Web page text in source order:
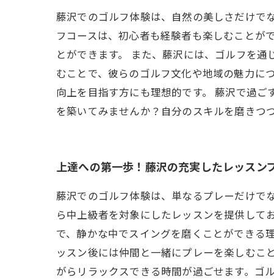
藤沢でのゴルフ体験は、自然の美しさだけで
フコースは、初心者も経験者も楽しむことが
とができます。 また、藤沢には、ゴルフを
むことで、彼らのゴルフ文化や地域の魅力に
向上を目指す方にも理想的です。 藤沢で過
を築いてみませんか？自分のスキルを磨きつ
上達への第一歩！藤沢の充実したレッスン
藤沢でのゴルフ体験は、単なるプレーだけで
ら中上級者を対象にしたレッスンを提供し
で、静かな中でスイングを磨くことができる
ッスン後には仲間と一緒にプレーを楽しむ
がらリラックスできる時間が過ごせます。ゴ